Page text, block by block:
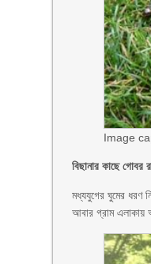
Image
বিছানার কাছে গোবর
মধ্যযুগের ঘুমের ধরণ
আবার গ্রাম এলাকায়